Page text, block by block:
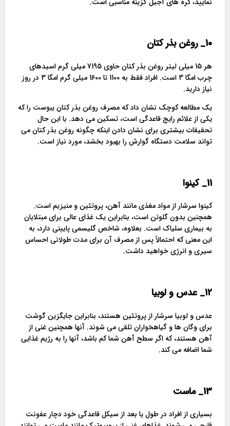
10_ روغن بذر کتان
هر 15 میلی لیتر روغن بذر کتان حاوی 7195 میلی گرم اسیدهای
چرب امگا 3 است. افراد فقط به 1100 تا 1600 میلی گرم امگا 3 در روز
نیاز دارید.
یک مطالعه کوچک نشان داد که مصرف روغن بذر کتان یبوست را که
یکی از علائم رایج قاعدگی است، تسکین می دهد. با این حال
تحقیقات بیشتری برای نشان دادن اینکه چگونه روغن بذر کتان می
تواند سلامت دستگاه گوارش را بهبود بخشد، مورد نیاز است.
11_ کینوا
کینوا سرشار از مواد مغذی مانند آهن، پروتئین و منیزیم است.
همچنین بدون گلوتن است، بنابراین یک غذای عالی برای مبتلایان
به بیماری سلیاک است. بعلاوه، شاخص گلیسمی پایینی دارد، به
این معنی که احتمالاً پس از مصرف آن برای مدت طولانی احساس
سیری و انرژی خواهید داشت.
12_ عدس و لوبیا
عدس و لوبیا سرشار از پروتئین هستند، بنابراین جایگزین گوشت
برای وگان ها و گیاهخواران تلقی می شوند. آنها همچنین غنی از
آهن هستند، که اگر سطح آهن شما کم باشد، آنها را به رژیم غذایی
شما اضافه می کند.
13_ ماست
بسیاری از افراد در طول یا بعد از سیکل قاعدگی خود دچار عفونت